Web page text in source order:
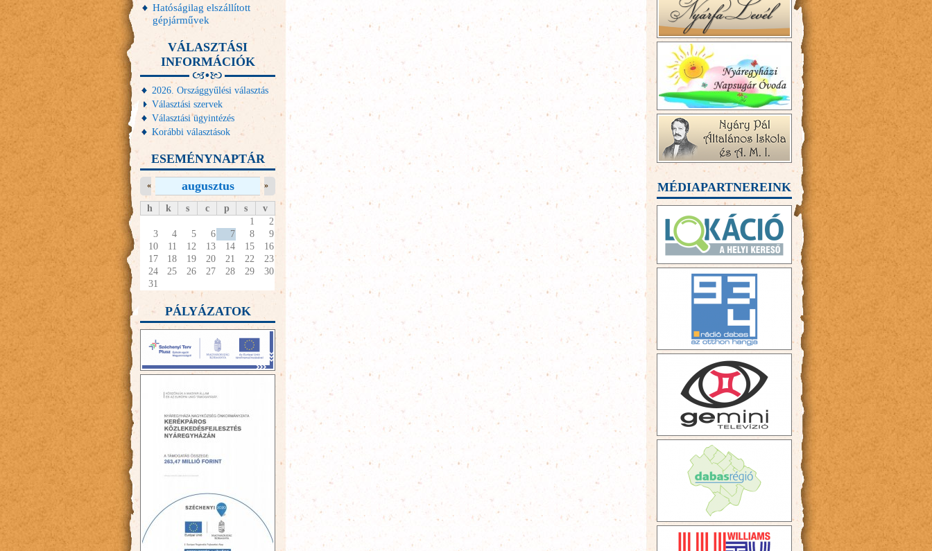
Hatóságilag elszállított
gépjárművek
VÁLASZTÁSI
INFORMÁCIÓK
2026. Országgyűlési választás
Választási szervek
Választási ügyintézés
Korábbi választások
ESEMÉNYNAPTÁR
augusztus
« »
h k s c p s
v
1
2
3
4 5 6 7 8
9
10
11 12 13 14 15
16
17
18 19 20 21 22
23
24
25 26 27 28 29
30
31
PÁLYÁZATOK
MÉDIAPARTNEREINK